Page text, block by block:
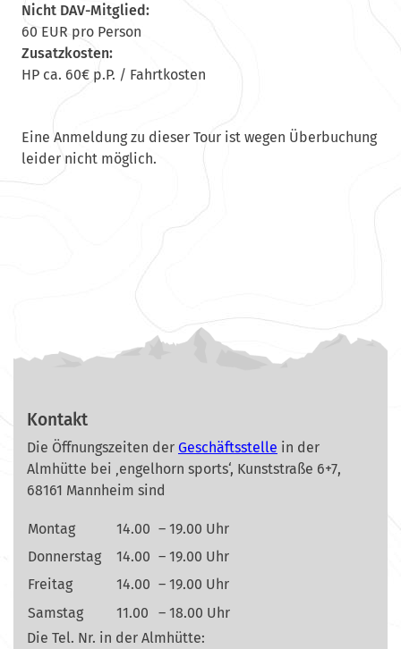
Nicht DAV-Mitglied:
60 EUR pro Person
Zusatzkosten:
HP ca. 60€ p.P. / Fahrtkosten
Eine Anmeldung zu dieser Tour ist wegen Überbuchung
leider nicht möglich.
Kontakt
Die Öffnungszeiten der Geschäftsstelle in der
Almhütte bei ‚engelhorn sports‘, Kunststraße 6+7,
68161 Mannheim sind
Montag 14.00 – 19.00 Uhr
Donnerstag
14.00 – 19.00 Uhr
Freitag
14.00 – 19.00 Uhr
Samstag
11.00
– 18.00 Uhr
Die Tel. Nr. in der Almhütte: